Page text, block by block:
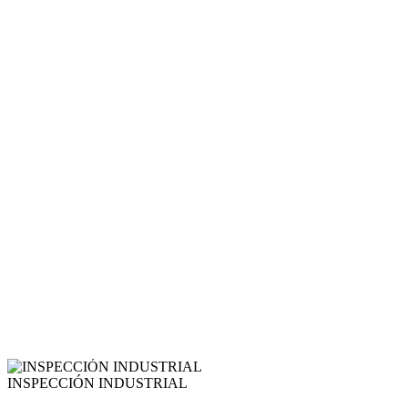
INSPECCIÓN INDUSTRIAL